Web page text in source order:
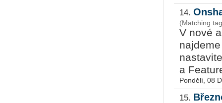
14.
(Matching
V nové
a
Pondělí, 08
15.